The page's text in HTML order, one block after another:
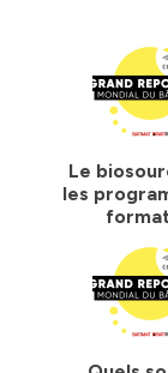
Le
les